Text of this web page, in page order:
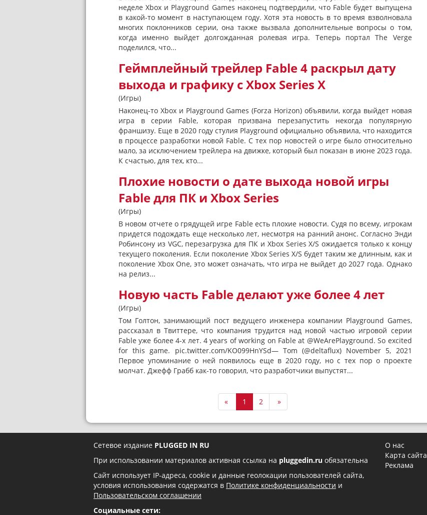
неделе Xbox и Playground Games наконец подтвердили, что Fable будет выпущена
в какой-то момент в наступающем году. Хотя эта новость в то время взволновала
многих поклонников серии, она также вызвала дополнительные вопросы о том,
когда именно выйдет долгожданная ролевая игра. Теперь портал The Verge
поделился, что...
Геймплейный трейлер Fable 4 раскрыл дату
выхода и графику с Xbox Series X
(Игры)
Наконец-то Xbox и Playground Games (Forza Horizon) объявили, когда выйдет новая
игра в серии Fable, которая призвана перезапустить некогда популярную
франшизу. Еще в 2020 году стулия Playground официально объявила, что находится
в процессе разработки новой Fable. С тех пор новостей о игре было относительно
мало, за исключением трейлера на движке, который был показан в июне 2023 года.
К счастью, для тех, кто...
Плохие новости о дате выхода новой игры
Fable для ПК и Xbox Series
(Игры)
В новом отчете о грядущей игре Fable есть плохие новости. Судя по всему, игрокам
придется подождать еще несколько лет, несмотря на ранний анонс. Согласно Энди
Робинсону из VGC, перезагрузка для ПК и Xbox Series X/S ожидается только к концу
текущего поколения. Если поколение Xbox Series X/S будет таким же длинным, как и
поколение Xbox One, это может означать, что игра не выйдет до 2027 года. Однако
на релиз...
Новую часть Fable делают уже более 4 лет
(Игры)
Том Голтон, занимающий пост ведущего инженера компании Playground Games,
рассказал в Твиттере, что компания трудится над новой частью игровой серии
Fable уже более 4-х лет. 4 years of working on Fable at @WeArePlayground. So excited
for this game. pic.twitter.com/KO099HnYSd— Tom (@deltaflux) November 5, 2021
Первое упоминание о ней появилось еще в 2020 году, но с тех пор о проекте
молчат. Джефф Грабб как-то говорил, что разработчики выпустят...
« 1 2 »
Сетевое издание PLUGGED IN RU
При использовании материалов активная ссылка на pluggedin.ru обязательна
Сайт использует IP-адреса, cookie и данные геолокации пользователей сайта,
условия использования содержатся в Политике конфиденциальности и
Пользовательском соглашении
Социальные сети:
О нас
Карта сайта
Реклама